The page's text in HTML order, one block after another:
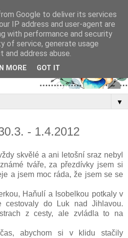
▼
- 1.4.2012
skvělé a ani letošní sraz nebyl
tváře, za přezdívky jsem si
a jsem moc ráda, že jsem se se
Haňulí a Isobelkou potkaly v
cestovaly do Luk nad Jihlavou.
z cesty, ale zvládla to na
abychom si v klidu stačily
Google to deliver its services
IP address and user-agent are
with performance and security
of service, generate usage
address abuse.
MORE GOT IT